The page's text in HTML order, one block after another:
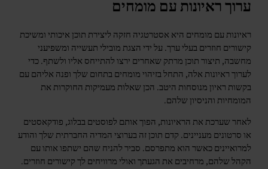
ערוך ראיונות עם מומחים
ראיונות עם מומחים היא אסטרטגיה חזקה ליצירת תוכן איכותי ומשיכת
קישורים חוזרים בעלי ערך. על ידי הצגת מובילי תעשייה ומשפיעני
מחשבה, תיצור תוכן מרתק שאחרים ירצו להתייחס אליו ולשתף. כדי
לערוך ראיונות אלה, התחל בזיהוי מומחים בתחום שלך ופנה אליהם עם
בקשות ראיון מנוסחות היטב. הכן שאלות מעמיקות החוקרות את
המומחיות והניסיון שלהם.
לאחר שערכת את הראיונות, הפוך אותם לפוסטים בבלוג, פודקאסטים
או סרטונים מעניינים. קדם תוכן זה בערוצי המדיה החברתית שלך והודע
למרואיינים כאשר הוא מתפרסם. סביר להניח שהם ישתפו אותו עם
הקהל שלהם, מרחיבים את הגעתך ואולי מרוויחים לך קישורים חוזרים.